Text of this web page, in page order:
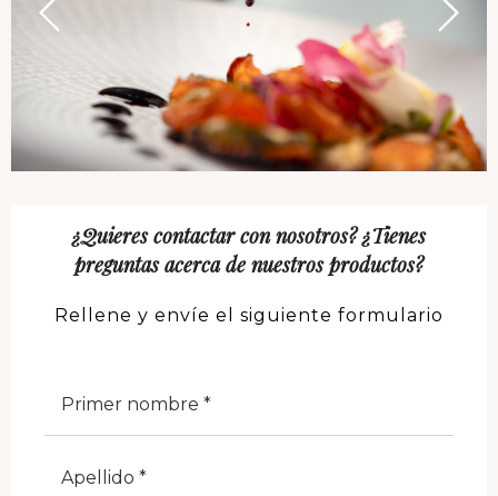
¿Quieres contactar con nosotros? ¿Tienes
preguntas acerca de nuestros productos?
Rellene y envíe el siguiente formulario